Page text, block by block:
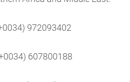
972093402
607800188